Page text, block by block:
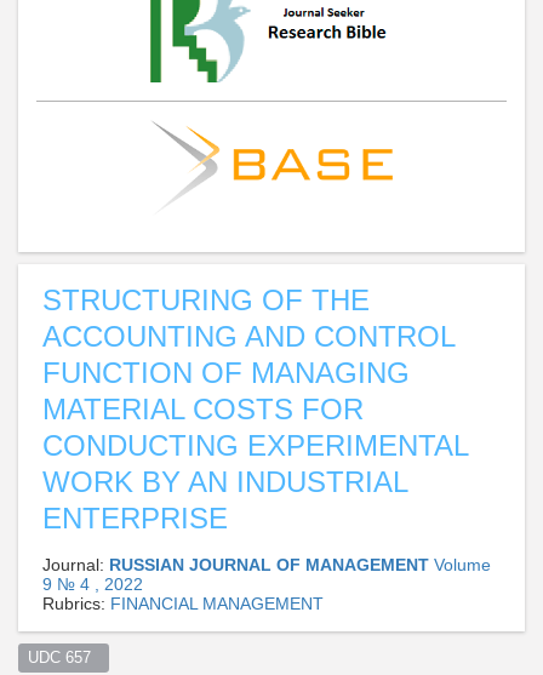
STRUCTURING OF THE
ACCOUNTING AND CONTROL
FUNCTION OF MANAGING
MATERIAL COSTS FOR
CONDUCTING EXPERIMENTAL
WORK BY AN INDUSTRIAL
ENTERPRISE
Journal: RUSSIAN JOURNAL OF MANAGEMENT Volume
9 № 4 , 2022
Rubrics: FINANCIAL MANAGEMENT
UDC 657